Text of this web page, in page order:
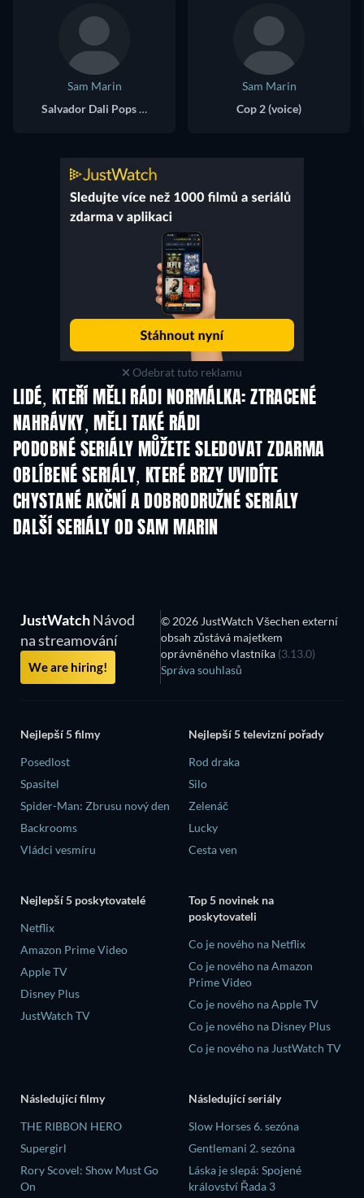
Sam Marin
Salvador Dali Pops / Giant Benson (voice)
Sam Marin
Cop 2 (voice)
Odebrat tuto reklamu
LIDÉ, KTEŘÍ MĚLI RÁDI NORMÁLKA: ZTRACENÉ
NAHRÁVKY, MĚLI TAKÉ RÁDI
TV
PODOBNÉ SERIÁLY MŮŽETE SLEDOVAT ZDARMA
TV
OBLÍBENÉ SERIÁLY, KTERÉ BRZY UVIDÍTE
TV TV
CHYSTANÉ AKČNÍ A DOBRODRUŽNÉ SERIÁLY
Řada 2 Řada 1
DALŠÍ SERIÁLY OD SAM MARIN
JustWatchNávod
na streamování
We are hiring!
© 2026 JustWatch Všechen externí
obsah zůstává majetkem
oprávněného vlastníka (3.13.0)
Správa souhlasů
Nejlepší 5 filmy
Posedlost
Spasitel
Spider-Man: Zbrusu nový den
Backrooms
Vládci vesmíru
Nejlepší 5 televizní pořady
Rod draka
Silo
Zelenáč
Lucky
Cesta ven
Nejlepší 5 poskytovatelé
Netflix
Amazon Prime Video
Apple TV
Disney Plus
JustWatch TV
Top 5 novinek na
poskytovateli
Co je nového na Netflix
Co je nového na Amazon
Prime Video
Co je nového na Apple TV
Co je nového na Disney Plus
Co je nového na JustWatch TV
Následující filmy
THE RIBBON HERO
Supergirl
Rory Scovel: Show Must Go
On
Následující seriály
Slow Horses 6. sezóna
Gentlemani 2. sezóna
Láska je slepá: Spojené
království Řada 3